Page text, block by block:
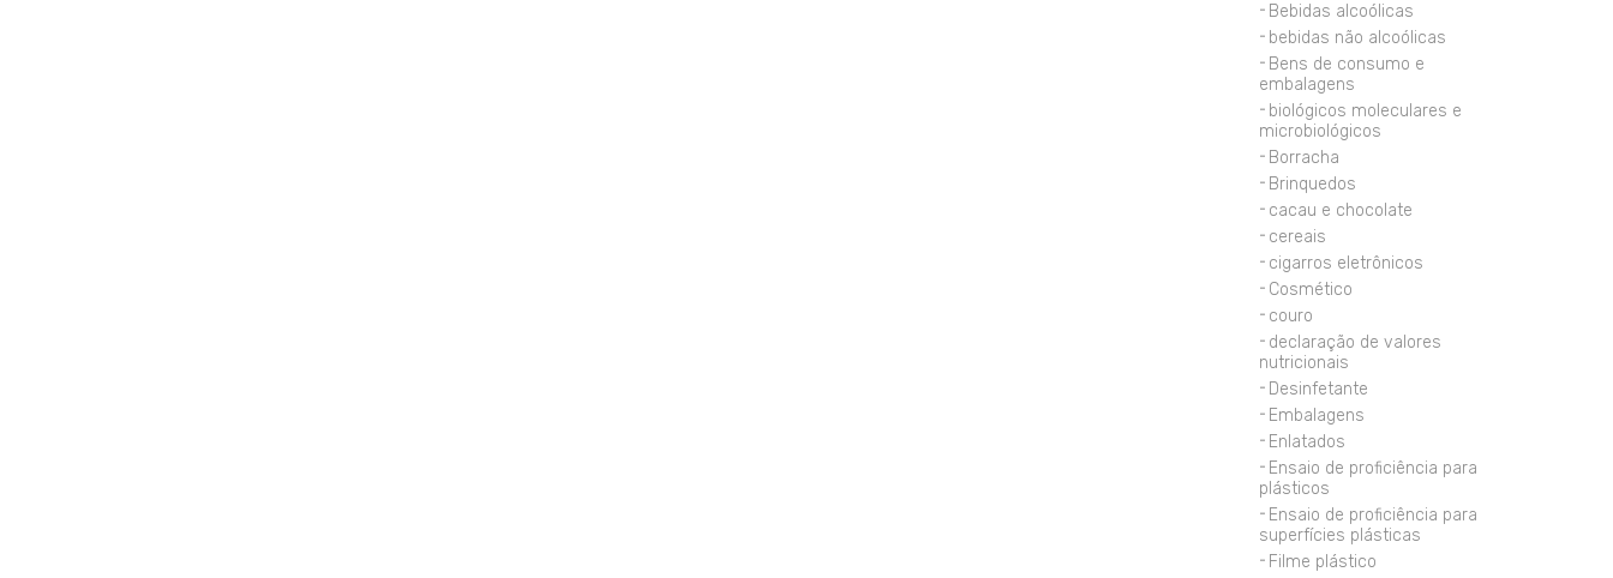
Bebidas alcoólicas
bebidas não alcoólicas
Bens de consumo e
embalagens
biológicos moleculares e
microbiológicos
Borracha
Brinquedos
cacau e chocolate
cereais
cigarros eletrônicos
Cosmético
couro
declaração de valores
nutricionais
Desinfetante
Embalagens
Enlatados
Ensaio de proficiência para
plásticos
Ensaio de proficiência para
superfícies plásticas
Filme plástico